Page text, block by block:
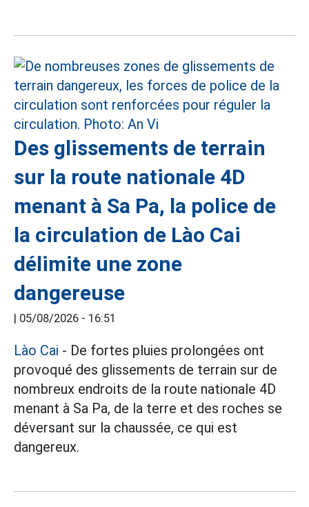
Des glissements de terrain
sur la route nationale 4D
menant à Sa Pa, la police de
la circulation de Lào Cai
délimite une zone
dangereuse
| 05/08/2026 - 16:51
Lào Cai - De fortes pluies prolongées ont
provoqué des glissements de terrain sur de
nombreux endroits de la route nationale 4D
menant à Sa Pa, de la terre et des roches se
déversant sur la chaussée, ce qui est
dangereux.